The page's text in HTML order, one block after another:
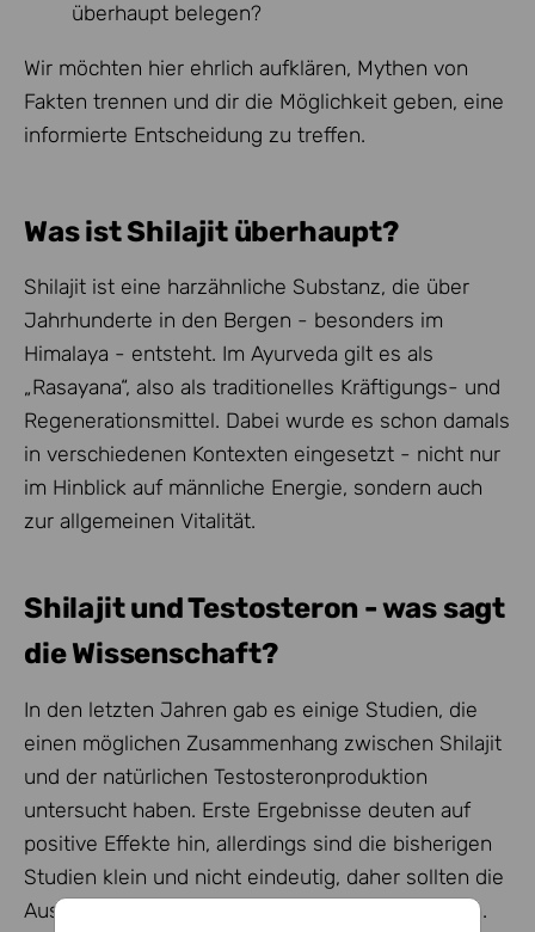
überhaupt belegen?
Wir möchten hier ehrlich aufklären, Mythen von
Fakten trennen und dir die Möglichkeit geben, eine
informierte Entscheidung zu treffen.
Was ist Shilajit überhaupt?
Shilajit ist eine harzähnliche Substanz, die über
Jahrhunderte in den Bergen - besonders im
Himalaya - entsteht. Im Ayurveda gilt es als
„Rasayana“, also als traditionelles Kräftigungs- und
Regenerationsmittel. Dabei wurde es schon damals
in verschiedenen Kontexten eingesetzt - nicht nur
im Hinblick auf männliche Energie, sondern auch
zur allgemeinen Vitalität.
Shilajit und Testosteron - was sagt
die Wissenschaft?
In den letzten Jahren gab es einige Studien, die
einen möglichen Zusammenhang zwischen Shilajit
und der natürlichen Testosteronproduktion
untersucht haben. Erste Ergebnisse deuten auf
positive Effekte hin, allerdings sind die bisherigen
Studien klein und nicht eindeutig, daher sollten die
Aussagen immer mit Vorsicht betrachtet werden.